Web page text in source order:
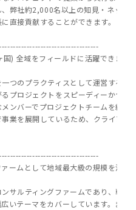
弊社約2,000名以上の知見・ネット
直接貢献することができます。
) 全域をフィールドに活躍できます
つのプラクティスとして運営する体
プロジェクトをスピーディーかつシ
ンバーでプロジェクトチームを組成
業を展開しているため、クライアン
ームとして地域最大級の規模を活か
サルティングファームであり、戦略
いテーマをカバーしています。ま